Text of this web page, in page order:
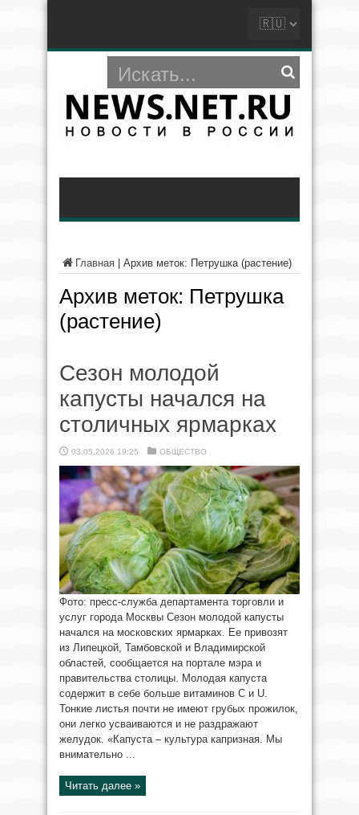
Главная Архив меток: Петрушка (растение)
Архив меток: Петрушка
(растение)
Сезон молодой
капусты начался на
столичных ярмарках
03.05.2026 19:25 ОБЩЕСТВО
Фото: пресс-служба департамента торговли и
услуг города Москвы Сезон молодой капусты
начался на московских ярмарках. Ее привозят
из Липецкой, Тамбовской и Владимирской
областей, сообщается на портале мэра и
правительства столицы. Молодая капуста
содержит в себе больше витаминов С и U.
Тонкие листья почти не имеют грубых прожилок,
они легко усваиваются и не раздражают
желудок. «Капуста – культура капризная. Мы
внимательно ...
Читать далее »